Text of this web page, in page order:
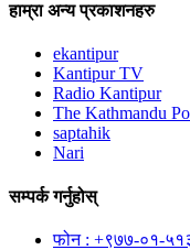
हाम्रा अन्य प्रकाशनहरु
ekantipur
Kantipur TV
Radio Kantipur
The Kathmandu
saptahik
Nari
सम्पर्क गर्नुहोस्
फोन : +९७७-०१-